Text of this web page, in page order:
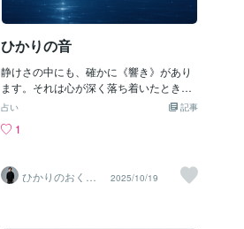
ひかりの音
静けさの中にも、確かに《響き》があり
ます。それは心が深く落ち着いたときに
だけ聴こえる“光の音”──。そんな感覚を
りの音星々は息をひそめ耳を澄ますすべ
たしを満たしていく〜コトノハのしず
く〜心が静けさに還っていくような月光
記事
占い
1
ひかりのおくり
て〜SinMa〜
2025/10/19